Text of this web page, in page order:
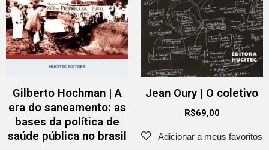
Gilberto Hochman | A
era do saneamento: as
bases da política de
saúde pública no brasil
Jean Oury | O coletivo
R$69,00